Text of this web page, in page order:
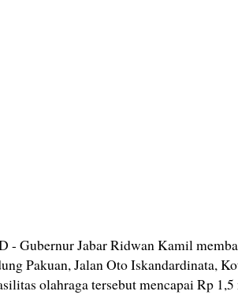
Gubernur Jabar Ridwan Kamil
Pakuan, Jalan Oto Iskandardinata,
olahraga tersebut mencapai Rp